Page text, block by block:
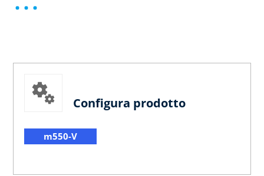
Configura prodotto
m550-V